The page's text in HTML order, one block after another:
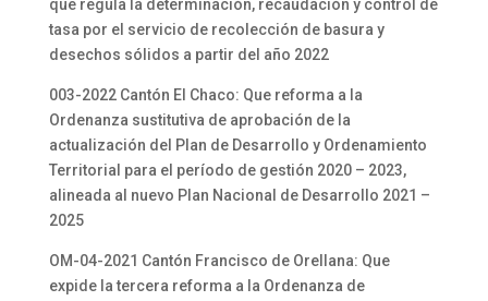
que regula la determinación, recaudación y control de
tasa por el servicio de recolección de basura y
desechos sólidos a partir del año 2022
003-2022 Cantón El Chaco: Que reforma a la
Ordenanza sustitutiva de aprobación de la
actualización del Plan de Desarrollo y Ordenamiento
Territorial para el período de gestión 2020 – 2023,
alineada al nuevo Plan Nacional de Desarrollo 2021 –
2025
OM-04-2021 Cantón Francisco de Orellana: Que
expide la tercera reforma a la Ordenanza de